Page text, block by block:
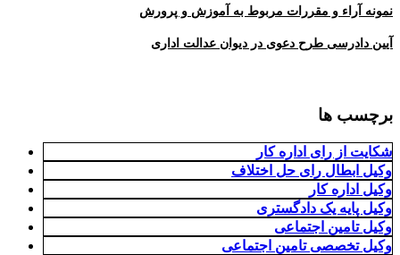
نمونه آراء و مقررات مربوط به آموزش و پرورش
آیین دادرسی طرح دعوی در دیوان عدالت اداری
برچسب ها
شکایت از رای اداره کار
وکیل ابطال رای حل اختلاف
وکیل اداره کار
وکیل پایه یک دادگستری
وکیل تامین اجتماعی
وکیل تخصصی تامین اجتماعی